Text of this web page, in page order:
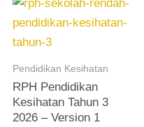
Pendidikan Kesihatan
RPH Pendidikan
Kesihatan Tahun 3
2026 – Version 1